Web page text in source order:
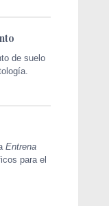
de suelo
Entrena
para el